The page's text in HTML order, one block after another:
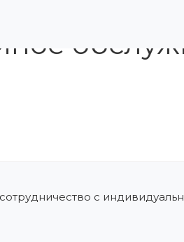
с